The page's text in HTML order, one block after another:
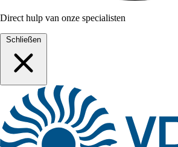
Direct hulp van onze specialisten
Schließen